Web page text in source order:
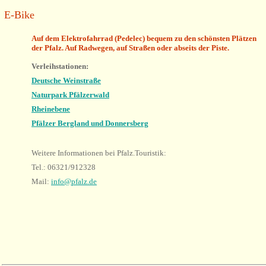
E-Bike
Auf dem Elektrofahrrad (Pedelec) bequem zu den schönsten Plätzen
der Pfalz. Auf Radwegen, auf Straßen oder abseits der Piste.
Verleihstationen:
Deutsche Weinstraße
Naturpark Pfälzerwald
Rheinebene
Pfälzer Bergland und Donnersberg
Weitere Informationen bei Pfalz.Touristik:
Tel.: 06321/912328
Mail: info@pfalz.de